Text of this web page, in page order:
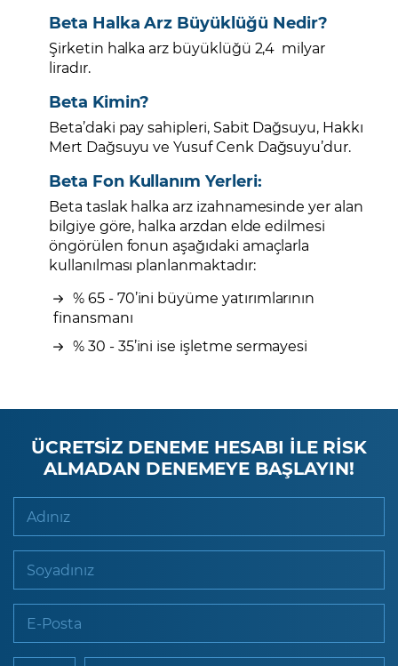
Beta Halka Arz Büyüklüğü Nedir?
Şirketin halka arz büyüklüğü 2,4 milyar
liradır.
Beta Kimin?
Beta’daki pay sahipleri, Sabit Dağsuyu, Hakkı
Mert Dağsuyu ve Yusuf Cenk Dağsuyu’dur.
Beta Fon Kullanım Yerleri:
Beta taslak halka arz izahnamesinde yer alan
bilgiye göre, halka arzdan elde edilmesi
öngörülen fonun aşağıdaki amaçlarla
kullanılması planlanmaktadır:
% 65 - 70’ini büyüme yatırımlarının
finansmanı
% 30 - 35’ini ise işletme sermayesi
ÜCRETSİZ DENEME HESABI İLE RİSK
ALMADAN DENEMEYE BAŞLAYIN!
Adınız
Soyadınız
E-Posta